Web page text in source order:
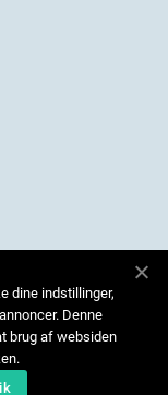
dine indstillinger,
Denne
brug af websiden